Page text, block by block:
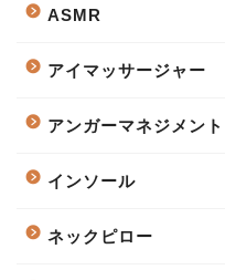
ASMR
アイマッサージャー
アンガーマネジメント
インソール
ネックピロー